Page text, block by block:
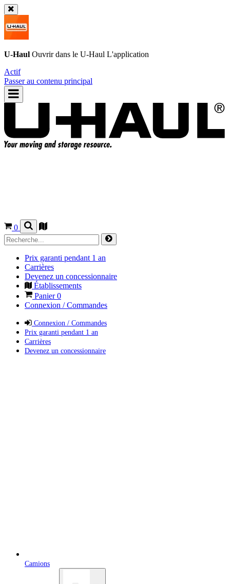
U-Haul Ouvrir dans le U-Haul L'application
Actif
Passer au contenu principal
0
Prix garanti pendant 1 an
Carrières
Devenez un concessionnaire
Établissements
Panier0
Connexion / Commandes
Connexion / Commandes
Prix garanti pendant 1 an
Carrières
Devenez un concessionnaire
Camions